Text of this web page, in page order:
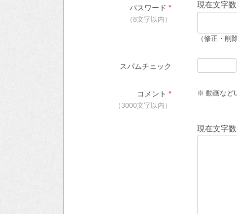
パスワード *
（8文字以内）
現在文字
（修正・削
スパムチェック
コメント *
（3000文字以内）
※ 動画など
現在文字